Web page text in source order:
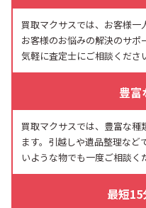
買取マクサスでは、お客様一
お客様のお悩みの解決のサポ
気軽に査定士にご相談くださ
豊富
買取マクサスでは、豊富な種
ます。引越しや遺品整理な
いような物でも一度ご相談く
最短